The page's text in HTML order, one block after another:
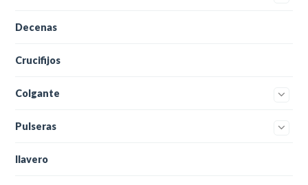
Decenas
Crucifijos
Colgante
Pulseras
llavero